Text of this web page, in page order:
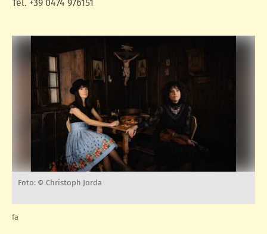
Tel. +39 0474 976151
Foto: © Christoph Jorda
fa